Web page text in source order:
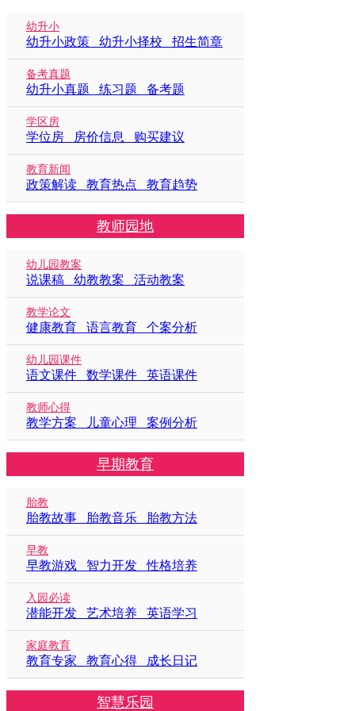
幼升小
幼升小政策 幼升小择校 招生简章
备考真题
幼升小真题 练习题 备考题
学区房
学位房 房价信息 购买建议
教育新闻
政策解读 教育热点 教育趋势
教师园地
幼儿园教案
说课稿 幼教教案 活动教案
教学论文
健康教育 语言教育 个案分析
幼儿园课件
语文课件 数学课件 英语课件
教师心得
教学方案 儿童心理 案例分析
早期教育
胎教
胎教故事 胎教音乐 胎教方法
早教
早教游戏 智力开发 性格培养
入园必读
潜能开发 艺术培养 英语学习
家庭教育
教育专家 教育心得 成长日记
智慧乐园